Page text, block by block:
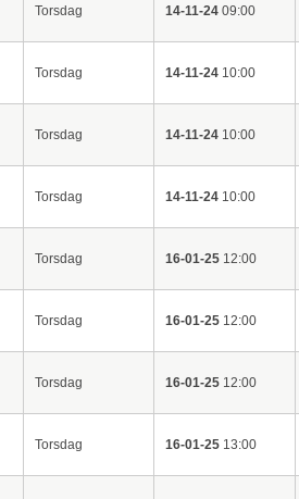
Torsdag 14-11-2409:00
Torsdag 14-11-2410:00
Torsdag 14-11-2410:00
Torsdag 14-11-2410:00
Torsdag 16-01-2512:00
Torsdag 16-01-2512:00
Torsdag 16-01-2512:00
Torsdag 16-01-2513:00